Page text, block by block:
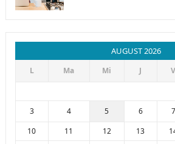
AUGUST 2026
L Ma Mi J V
3
4 5 6 7
10
11 12 13